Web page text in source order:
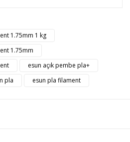
yorumu siz yapın!
Yorum Yaz
ürün açıklamalarında ve diğer
noktaları öneri formunu
ederiz.
1.75mm 1 kg
1.75mm
esun açık pembe pla+
pla esun pla filament